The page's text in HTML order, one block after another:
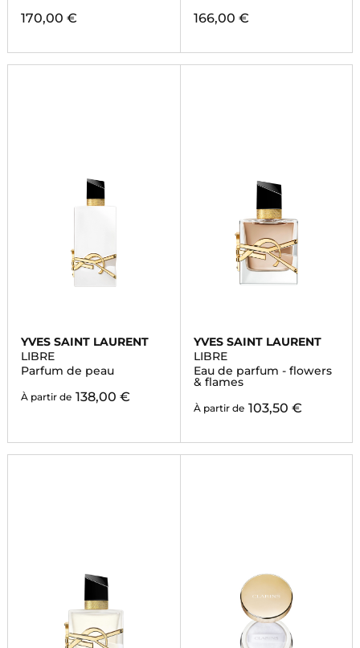
170,00 € 166,00 €
YVES SAINT LAURENT
LIBRE
Parfum de peau
À partir de 138,00 €
YVES SAINT LAURENT
LIBRE
Eau de parfum - flowers
& flames
À partir de 103,50 €